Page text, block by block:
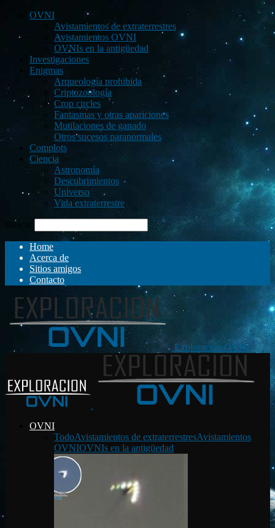
OVNI
Avistamientos de extraterrestres
Avistamientos OVNI
OVNIs en la antigüedad
Investigaciones
Enigmas
Arqueología prohibida
Criptozoología
Crop circles
Fantasmas y otras apariciones
Mutilaciones de ganado
Otros sucesos paranormales
Complots
Ciencia
Astronomía
Descubrimientos
Universo
Vida extraterrestre
Buscar
Home
Acerca de
Sitios amigos
Contacto
Exploración OVNI
OVNI
TodoAvistamientos de extraterrestresAvistamientos
OVNIOVNIs en la antigüedad